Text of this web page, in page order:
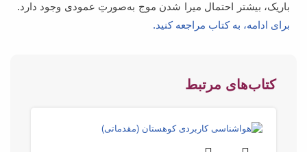
باریک، بیشتر احتمال میرا شدن موج به‌صورتِ عمودی وجود دارد.
برای ادامه، به کتاب مراجعه کنید.
کتاب‌های مرتبط